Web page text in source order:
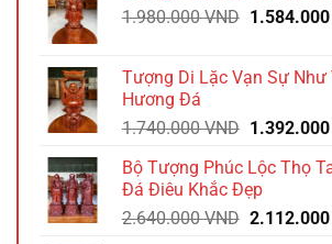
1.980.000VND Giá
1.980.000
1.584.000
Tượng Di Lặc Vạn Sự Như
Hương Đá
1.740.000VND Giá
là:
1.740.000
1.392.000
Bộ Tượng Phúc Lộc Thọ
Đá Điêu Khắc Đẹp
2.640.000VND Giá
2.112.000